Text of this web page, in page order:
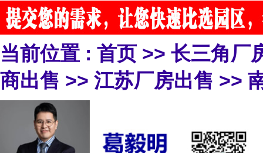
当前位置 : 首页 >> 长三角厂
商出售 >> 江苏厂房出售 >>